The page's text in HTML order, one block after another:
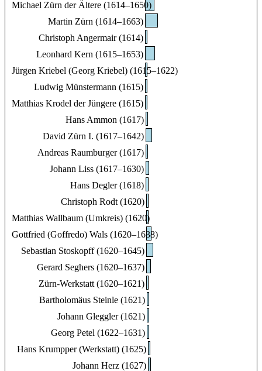
Michael Zürn der Ältere (1614–1650)
Martin Zürn (1614–1663)
Christoph Angermair (1614)
Leonhard Kern (1615–1653)
Jürgen Kriebel (Georg Kriebel) (1615–1622)
Ludwig Münstermann (1615)
Matthias Krodel der Jüngere (1615)
Hans Ammon (1617)
David Zürn I. (1617–1642)
Andreas Raumburger (1617)
Johann Liss (1617–1630)
Hans Degler (1618)
Christoph Rodt (1620)
Matthias Wallbaum (Umkreis) (1620)
Gottfried (Goffredo) Wals (1620–1638)
Sebastian Stoskopff (1620–1645)
Gerard Seghers (1620–1637)
Zürn-Werkstatt (1620–1621)
Bartholomäus Steinle (1621)
Johann Gleggler (1621)
Georg Petel (1622–1631)
Hans Krumpper (Werkstatt) (1625)
Johann Herz (1627)